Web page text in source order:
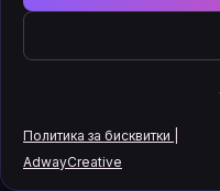
Политика за бисквитки |
AdwayCreative